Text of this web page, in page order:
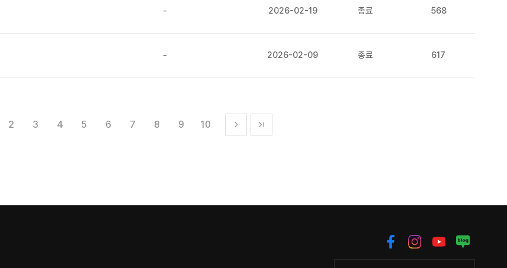
- 2026-02-19 종료 568
- 2026-02-09 종료 617
2 3 4 5 6 7 8 9 10